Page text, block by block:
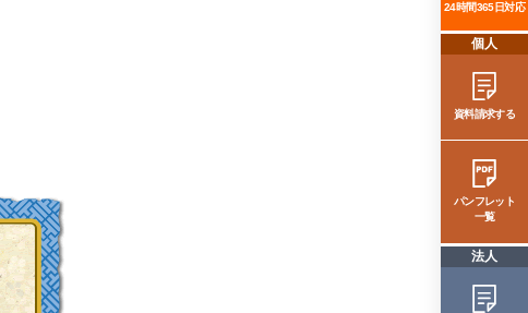
24時間365日対応
個人
資料請求する
パンフレット
一覧
法人